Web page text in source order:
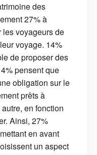
des
27% à
les voyageurs de
voyage. 14%
de proposer des
pensent que
obligation sur le
prêts à
en fonction
Ainsi, 27%
en avant
un aspect